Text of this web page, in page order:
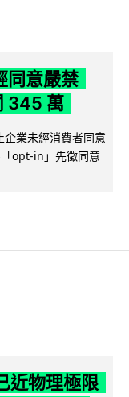
同意嚴禁
345 萬
業未經消費者同意
opt-in」先徵同意
近物理極限